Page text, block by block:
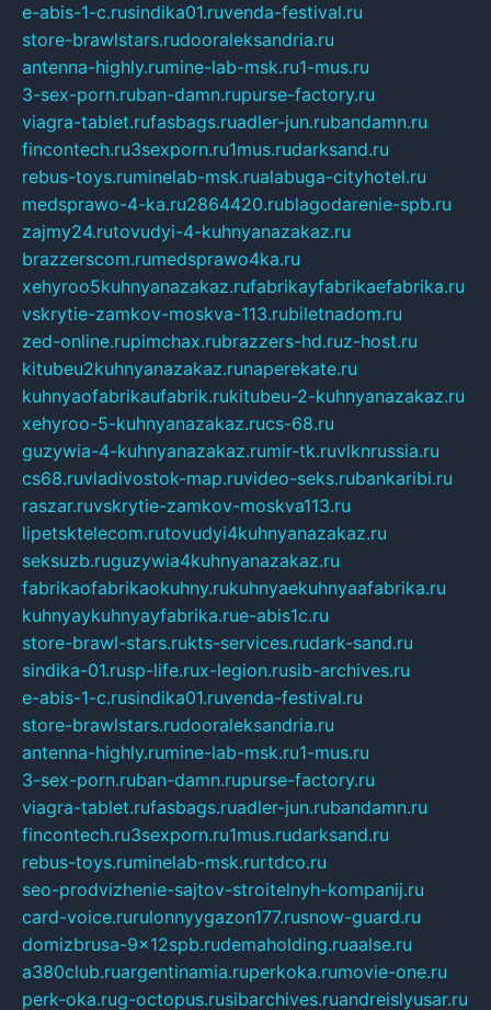
e-abis-1-c.rusindika01.ruvenda-festival.ru
store-brawlstars.rudooraleksandria.ru
antenna-highly.rumine-lab-msk.ru1-mus.ru
3-sex-porn.ruban-damn.rupurse-factory.ru
viagra-tablet.rufasbags.ruadler-jun.rubandamn.ru
fincontech.ru3sexporn.ru1mus.rudarksand.ru
rebus-toys.ruminelab-msk.rualabuga-cityhotel.ru
medsprawo-4-ka.ru2864420.rublagodarenie-spb.ru
zajmy24.rutovudyi-4-kuhnyanazakaz.ru
brazzerscom.rumedsprawo4ka.ru
xehyroo5kuhnyanazakaz.rufabrikayfabrikaefabrika.ru
vskrytie-zamkov-moskva-113.rubiletnadom.ru
zed-online.rupimchax.rubrazzers-hd.ruz-host.ru
kitubeu2kuhnyanazakaz.runaperekate.ru
kuhnyaofabrikaufabrik.rukitubeu-2-kuhnyanazakaz.ru
xehyroo-5-kuhnyanazakaz.rucs-68.ru
guzywia-4-kuhnyanazakaz.rumir-tk.ruvlknrussia.ru
cs68.ruvladivostok-map.ruvideo-seks.rubankaribi.ru
raszar.ruvskrytie-zamkov-moskva113.ru
lipetsktelecom.rutovudyi4kuhnyanazakaz.ru
seksuzb.ruguzywia4kuhnyanazakaz.ru
fabrikaofabrikaokuhny.rukuhnyaekuhnyaafabrika.ru
kuhnyaykuhnyayfabrika.rue-abis1c.ru
store-brawl-stars.rukts-services.rudark-sand.ru
sindika-01.rusp-life.rux-legion.rusib-archives.ru
e-abis-1-c.rusindika01.ruvenda-festival.ru
store-brawlstars.rudooraleksandria.ru
antenna-highly.rumine-lab-msk.ru1-mus.ru
3-sex-porn.ruban-damn.rupurse-factory.ru
viagra-tablet.rufasbags.ruadler-jun.rubandamn.ru
fincontech.ru3sexporn.ru1mus.rudarksand.ru
rebus-toys.ruminelab-msk.rurtdco.ru
seo-prodvizhenie-sajtov-stroitelnyh-kompanij.ru
card-voice.rurulonnyygazon177.rusnow-guard.ru
domizbrusa-9x12spb.rudemaholding.ruaalse.ru
a380club.ruargentinamia.ruperkoka.rumovie-one.ru
perk-oka.rug-octopus.rusibarchives.ruandreislyusar.ru